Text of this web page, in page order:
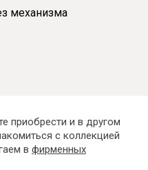
механизма
приобрести и в другом
с коллекцией
в фирменных